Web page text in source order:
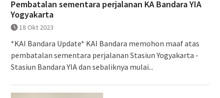
Pembatalan sementara perjalanan KA Bandara YIA
Yogyakarta
18 Okt 2023
*KAI Bandara Update* KAI Bandara memohon maaf atas
pembatalan sementara perjalanan Stasiun Yogyakarta -
Stasiun Bandara YIA dan sebaliknya mulai...